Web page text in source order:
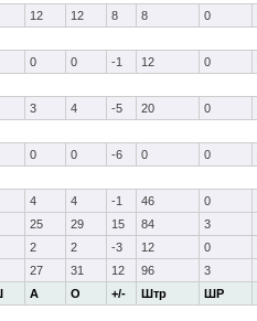
А О +/- Штр ШР
12 12 8 8 0
0 0 -1 12 0
3 4 -5 20 0
0 0 -6 0 0
4 4 -1 46 0
25 29 15 84 3
2 2 -3 12 0
27 31 12 96 3